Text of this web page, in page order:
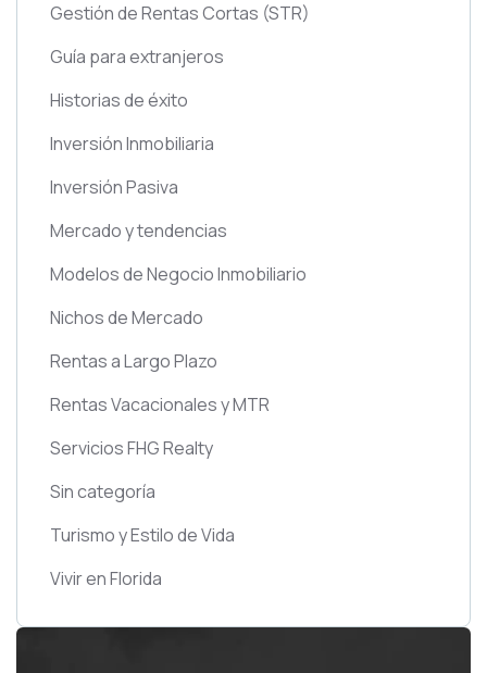
Gestión de Rentas Cortas (STR)
Guía para extranjeros
Historias de éxito
Inversión Inmobiliaria
Inversión Pasiva
Mercado y tendencias
Modelos de Negocio Inmobiliario
Nichos de Mercado
Rentas a Largo Plazo
Rentas Vacacionales y MTR
Servicios FHG Realty
Sin categoría
Turismo y Estilo de Vida
Vivir en Florida